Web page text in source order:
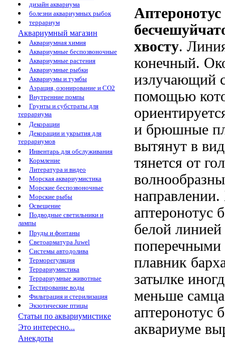
дизайн аквариума
болезни аквариумных рыбок
террариум
Аквариумный магазин
Аквариумная химия
Аквариумные беспозвоночные
Аквариумные растения
Аквариумные рыбки
Аквариумы и тумбы
Аэрация, озонирование и CO2
Внутренние помпы
Грунты и субстраты для
террариума
Декорации
Декорации и укрытия для
террариумов
Инвентарь для обслуживания
Кормление
Литература и видео
Морская аквариумистика
Морские беспозвоночные
Морские рыбы
Освещение
Подводные светильники и
лампы
Пруды и фонтаны
Светоарматура Juwel
Системы автодолива
Терморегуляция
Террариумистика
Террариумные животные
Тестирование воды
Фильтрация и стерилизация
Экзотические птицы
Статьи по аквариумистике
Это интересно...
Анекдоты
хвосту.
конечный.
излучающий
помощью
и брюшные
вытянут в
тянется от
аптеронотус
белой
поперечными
плавник
затылке
меньше
аптеронотус
аквариуме